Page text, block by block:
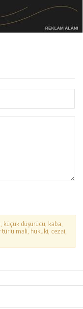
küçük düşürücü, kaba,
mali, hukuki, cezai,